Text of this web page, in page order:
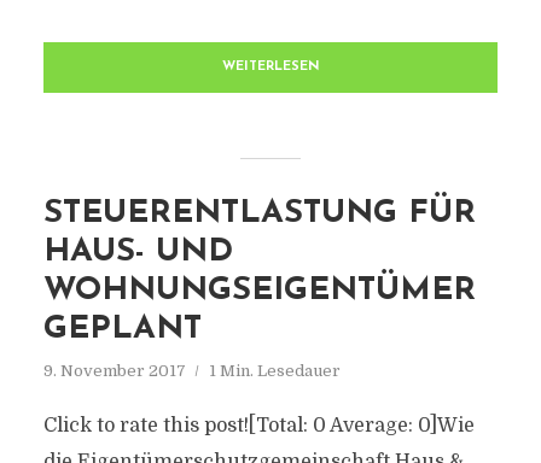
WEITERLESEN
STEUERENTLASTUNG FÜR
HAUS- UND
WOHNUNGSEIGENTÜMER
GEPLANT
9. November 2017 1 Min. Lesedauer
Click to rate this post![Total: 0 Average: 0]Wie